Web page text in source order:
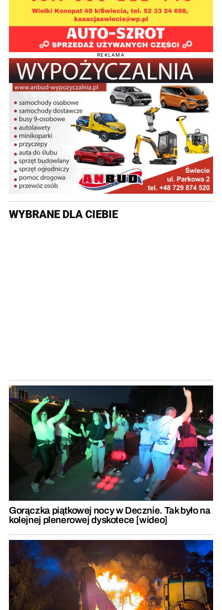
REKLAMA
WYBRANE DLA CIEBIE
Gorączka piątkowej nocy w Decznie. Tak było na
kolejnej plenerowej dyskotece [wideo]